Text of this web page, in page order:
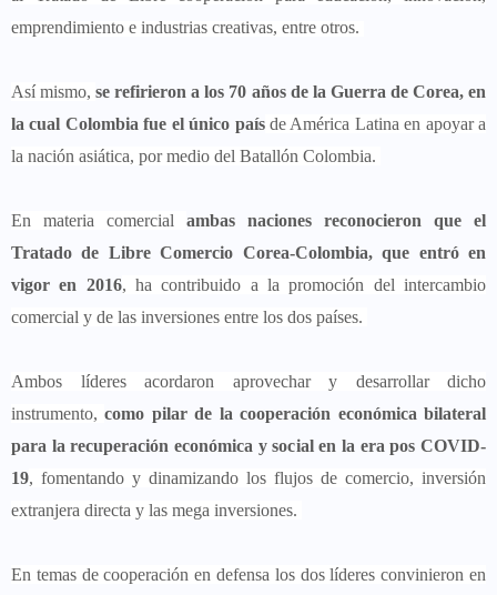
emprendimiento e industrias creativas, entre otros.
Así mismo,se refirieron a los 70 años de la Guerra de Corea, en
la cual Colombia fue el único país de América Latina en apoyar a
la nación asiática, por medio del Batallón Colombia.
En materia comercial
ambas naciones reconocieron que el
Tratado de Libre Comercio Corea-Colombia, que entró en
vigor en 2016, ha contribuido a la promoción del intercambio
comercial y de las inversiones entre los dos países.
Ambos líderes acordaron aprovechar y desarrollar dicho
instrumento, como pilar de la cooperación económica bilateral
para la recuperación económica y social en la era pos COVID-
19, fomentando y dinamizando los flujos de comercio, inversión
extranjera directa y las mega inversiones.
En temas de cooperación en defensa los dos líderes convinieron en